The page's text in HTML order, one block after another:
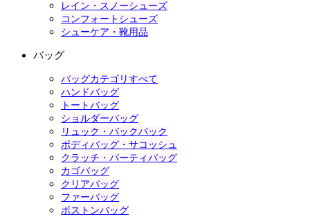
レイン・スノーシューズ
コンフォートシューズ
シューケア・靴用品
バッグ
バッグカテゴリすべて
ハンドバッグ
トートバッグ
ショルダーバッグ
リュック・バックパック
ボディバッグ・サコッシュ
クラッチ・パーティバッグ
カゴバッグ
クリアバッグ
ファーバッグ
ボストンバッグ